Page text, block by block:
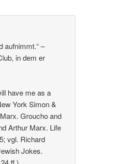
aufnimmt.“ –
in dem er
have me as a
York Simon &
Groucho and
Arthur Marx. Life
vgl. Richard
Jokes.